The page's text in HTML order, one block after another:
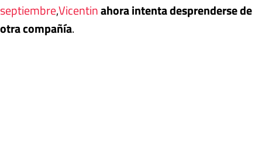
septiembre,Vicentinahora intenta desprenderse de
otra compañía.